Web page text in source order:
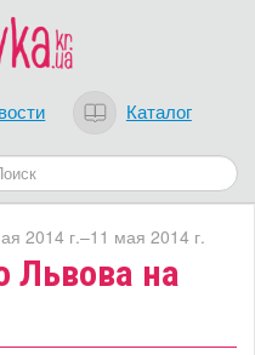
Каталог
Львова на
2014 г.–11 мая 2014 г.